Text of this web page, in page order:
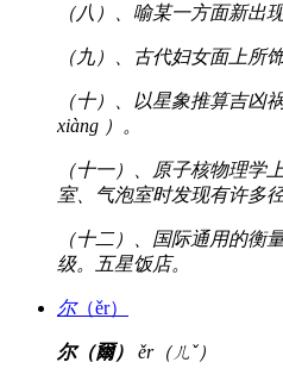
（八）、喻某一方面新出
（九）、古代妇女面上所
（十）、以星象推算吉凶
xiàng ）。
（十一）、原子核物理学
室、气泡室时发现有许多
（十二）、国际通用的衡
级。五星饭店。
尔（ěr）
尔（爾） ěr（ㄦˇ）